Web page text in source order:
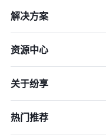
解决方案
资源中心
关于纷享
热门推荐